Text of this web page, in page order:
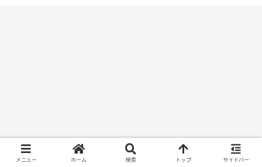
メニュー ホーム 検索 トップ サイドバー